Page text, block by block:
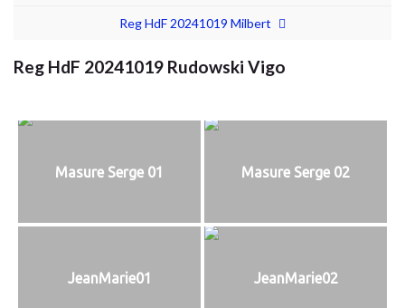
Reg HdF 20241019 Milbert
Reg HdF 20241019 Rudowski Vigo
Masure Serge 01 Masure Serge 02
JeanMarie01 JeanMarie02